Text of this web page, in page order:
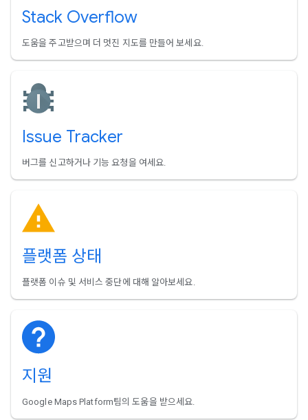
Stack Overflow
도움을 주고받으며 더 멋진 지도를 만들어 보세요.
Issue Tracker
버그를 신고하거나 기능 요청을 여세요.
플랫폼 상태
플랫폼 이슈 및 서비스 중단에 대해 알아보세요.
지원
Google Maps Platform팀의 도움을 받으세요.